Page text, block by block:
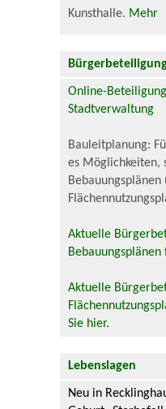
Kunsthalle. Mehr
Online-
Stadtverwaltung
Bauleitplanung:
es Möglichkeiten,
Aktuelle
Bebauungsplänen
Aktuelle
Sie hier.
Lebenslagen
Neu in